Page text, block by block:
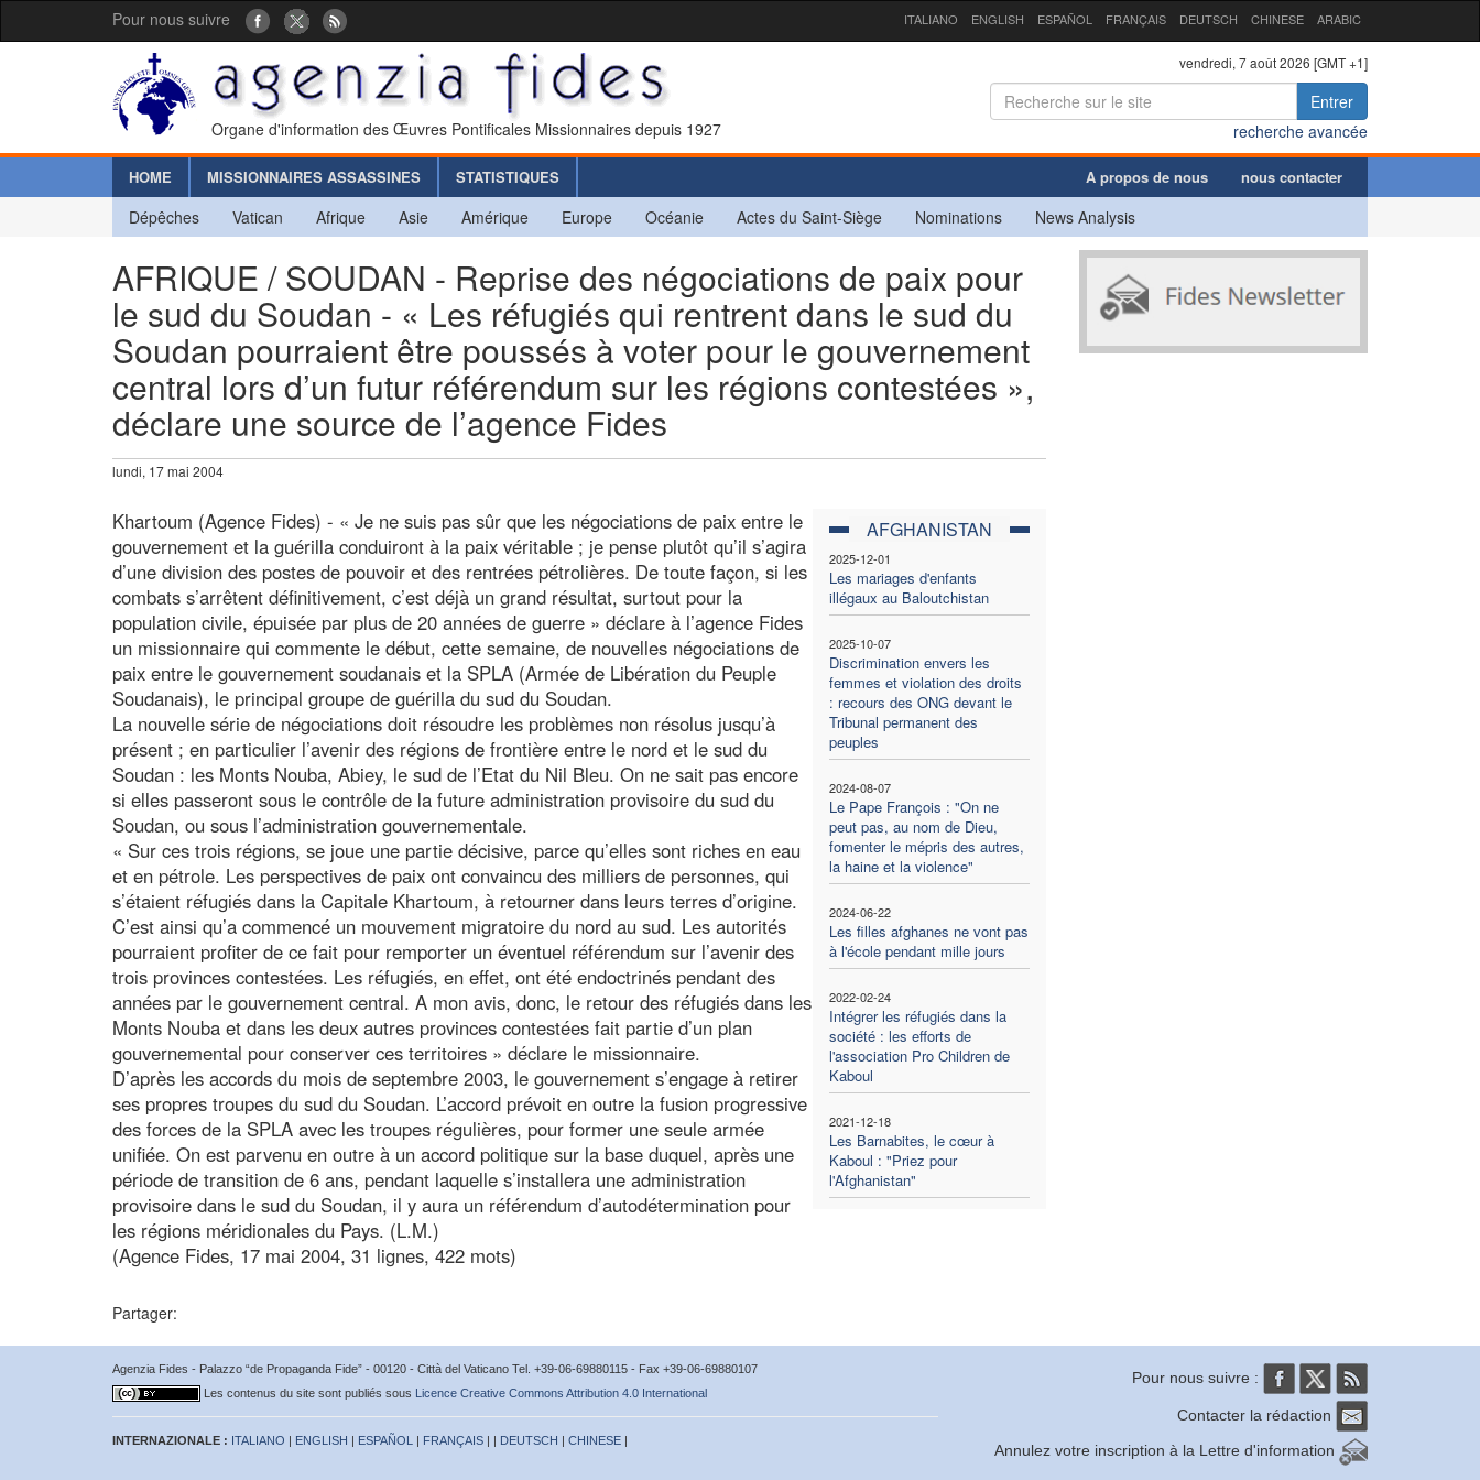
Pour nous suivre ITALIANO ENGLISH ESPAÑOL FRANÇAIS DEUTSCH CHINESE ARABIC
Organe d'information des Œuvres Pontificales Missionnaires depuis 1927
vendredi, 7 août 2026 [GMT +1]
Entrer
recherche avancée
HOME MISSIONNAIRES ASSASSINES STATISTIQUES A propos de nous nous contacter
Dépêches Vatican Afrique Asie Amérique Europe Océanie Actes du Saint-Siège Nominations News Analysis
AFRIQUE / SOUDAN - Reprise des négociations de paix pour
le sud du Soudan - « Les réfugiés qui rentrent dans le sud du
Soudan pourraient être poussés à voter pour le gouvernement
central lors d’un futur référendum sur les régions contestées »,
déclare une source de l’agence Fides
lundi, 17 mai 2004
AFGHANISTAN
2025-12-01
Les mariages d'enfants
illégaux au Baloutchistan
2025-10-07
Discrimination envers les
femmes et violation des droits
: recours des ONG devant le
Tribunal permanent des
peuples
2024-08-07
Le Pape François : "On ne
peut pas, au nom de Dieu,
fomenter le mépris des autres,
la haine et la violence"
2024-06-22
Les filles afghanes ne vont pas
à l'école pendant mille jours
2022-02-24
Intégrer les réfugiés dans la
société : les efforts de
l'association Pro Children de
Kaboul
2021-12-18
Les Barnabites, le cœur à
Kaboul : "Priez pour
l'Afghanistan"
Khartoum (Agence Fides) - « Je ne suis pas sûr que les négociations de paix entre le
gouvernement et la guérilla conduiront à la paix véritable ; je pense plutôt qu’il s’agira
d’une division des postes de pouvoir et des rentrées pétrolières. De toute façon, si les
combats s’arrêtent définitivement, c’est déjà un grand résultat, surtout pour la
population civile, épuisée par plus de 20 années de guerre » déclare à l’agence Fides
un missionnaire qui commente le début, cette semaine, de nouvelles négociations de
paix entre le gouvernement soudanais et la SPLA (Armée de Libération du Peuple
Soudanais), le principal groupe de guérilla du sud du Soudan.
La nouvelle série de négociations doit résoudre les problèmes non résolus jusqu’à
présent ; en particulier l’avenir des régions de frontière entre le nord et le sud du
Soudan : les Monts Nouba, Abiey, le sud de l’Etat du Nil Bleu. On ne sait pas encore
si elles passeront sous le contrôle de la future administration provisoire du sud du
Soudan, ou sous l’administration gouvernementale.
« Sur ces trois régions, se joue une partie décisive, parce qu’elles sont riches en eau
et en pétrole. Les perspectives de paix ont convaincu des milliers de personnes, qui
s’étaient réfugiés dans la Capitale Khartoum, à retourner dans leurs terres d’origine.
C’est ainsi qu’a commencé un mouvement migratoire du nord au sud. Les autorités
pourraient profiter de ce fait pour remporter un éventuel référendum sur l’avenir des
trois provinces contestées. Les réfugiés, en effet, ont été endoctrinés pendant des
années par le gouvernement central. A mon avis, donc, le retour des réfugiés dans les
Monts Nouba et dans les deux autres provinces contestées fait partie d’un plan
gouvernemental pour conserver ces territoires » déclare le missionnaire.
D’après les accords du mois de septembre 2003, le gouvernement s’engage à retirer
ses propres troupes du sud du Soudan. L’accord prévoit en outre la fusion progressive
des forces de la SPLA avec les troupes régulières, pour former une seule armée
unifiée. On est parvenu en outre à un accord politique sur la base duquel, après une
période de transition de 6 ans, pendant laquelle s’installera une administration
provisoire dans le sud du Soudan, il y aura un référendum d’autodétermination pour
les régions méridionales du Pays. (L.M.)
(Agence Fides, 17 mai 2004, 31 lignes, 422 mots)
Partager:
Agenzia Fides - Palazzo “de Propaganda Fide” - 00120 - Città del Vaticano Tel. +39-06-69880115 - Fax +39-06-69880107
Les contenus du site sont publiés sous Licence Creative Commons Attribution 4.0 International
INTERNAZIONALE : ITALIANO | ENGLISH | ESPAÑOL | FRANÇAIS | | DEUTSCH | CHINESE |
Pour nous suivre :
Contacter la rédaction
Annulez votre inscription à la Lettre d'information